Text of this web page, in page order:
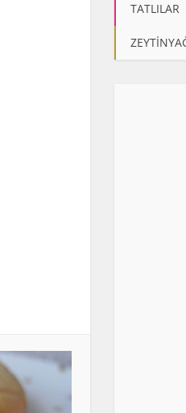
TATLILAR